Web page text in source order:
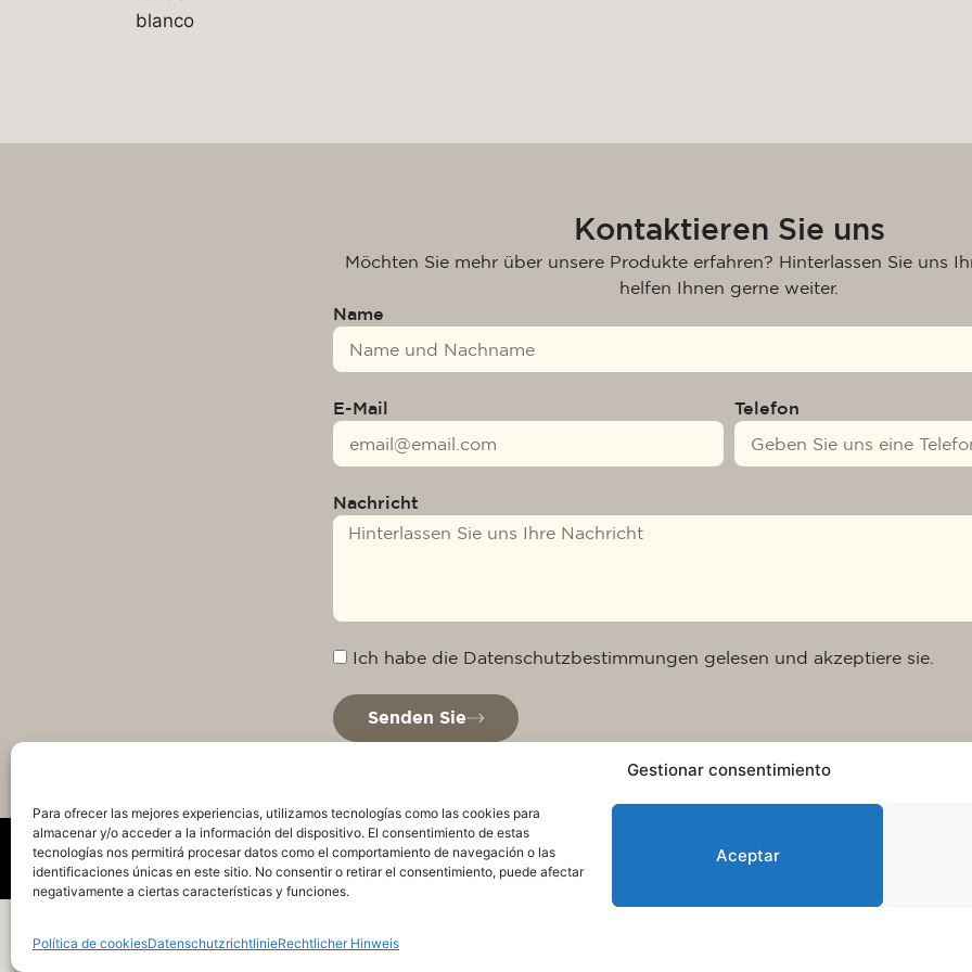
Gestionar consentimiento
Para ofrecer las mejores experiencias, utilizamos tecnologías como las cookies para
almacenar y/o acceder a la información del dispositivo. El consentimiento de estas
tecnologías nos permitirá procesar datos como el comportamiento de navegación o las
identificaciones únicas en este sitio. No consentir o retirar el consentimiento, puede afectar
negativamente a ciertas características y funciones.
Aceptar
Política de cookiesDatenschutzrichtlinieRechtlicher Hinweis
Kontaktieren Sie uns
Möchten Sie mehr über unsere Produkte erfahren? Hinterlassen Sie uns
helfen Ihnen gerne weiter.
Name
E-Mail Telefon
Nachricht
Ich habe die Datenschutzbestimmungen gelesen und akzeptiere sie.
Senden Sie